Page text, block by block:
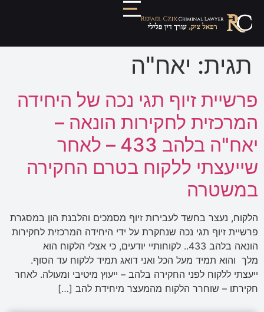
תגית: יאח"ה
פרשיית זיוף תגי נכה של היחידה
המרכזית לחקירות הונאה –
יאח"ה בלהב 433 – לאחר
שייעצתי ללקוח בטרם החקירה
במשטרה
הלקוח, נעצר בחשד לעבירות זיוף מסמכים והלבנת הון במסגרת
פרשיית זיוף תגי נכה שנחקרת על ידי היחידה המרכזית לחקירות
הונאה בלהב 433.. לקוחותיי יודעים, כי אצלי הלקוח הוא
מלך והוא תמיד מעל הכל ואני דואג תמיד ללקוח עד הסוף.
ייעצתי ללקוח לפני החקירה בלהב – ייעוץ מיטיבי ומעולה. לאחר
חקירתו – שוחרר הלקוח מהמעצר מיחידת להב […]